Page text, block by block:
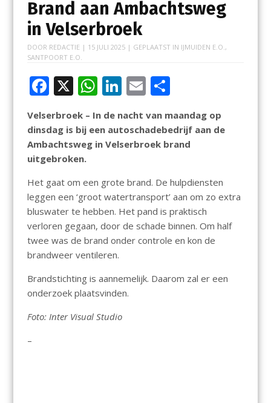
Brand aan Ambachtsweg
in Velserbroek
DOOR REDACTIE | 15 JULI 2025| GEPLAATST IN IJMUIDEN E.O. ,
SANTPOORT E.O.
F
ac
e
b
o
o
k
X W
h
at
s
p
p
Li
k
e
n
E
ai
l
D
e
n
Velserbroek – In de nacht van maandag op
dinsdag is bij een autoschadebedrijf aan de
Ambachtsweg in Velserbroek brand
uitgebroken.
Het gaat om een grote brand. De hulpdiensten
leggen een ‘groot watertransport’ aan om zo extra
bluswater te hebben. Het pand is praktisch
verloren gegaan, door de schade binnen. Om half
twee was de brand onder controle en kon de
brandweer ventileren.
Brandstichting is aannemelijk. Daarom zal er een
onderzoek plaatsvinden.
Foto: Inter Visual Studio
–